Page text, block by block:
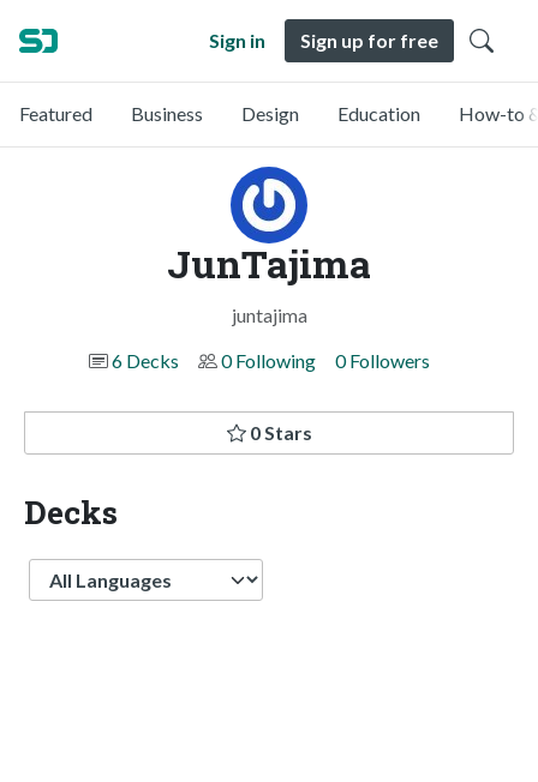
Sign in Sign up for free
Featured Business Design Education How-to
JunTajima
juntajima
6 Decks
0 Following 0 Followers
0 Stars
Decks
Language